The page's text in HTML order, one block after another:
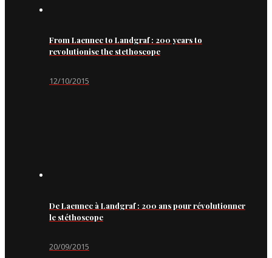
From Laennec to Landgraf : 200 years to
revolutionise the stethoscope
12/10/2015
De Laennec à Landgraf : 200 ans pour révolutionner
le stéthoscope
20/09/2015